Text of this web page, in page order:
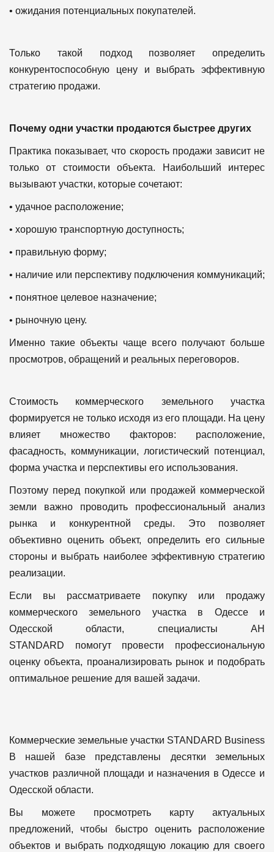
• ожидания потенциальных покупателей.
Только такой подход позволяет определить
конкурентоспособную цену и выбрать эффективную
стратегию продажи.
Почему одни участки продаются быстрее других
Практика показывает, что скорость продажи зависит не
только от стоимости объекта.
Наибольший интерес
вызывают участки, которые сочетают:
• удачное расположение;
• хорошую транспортную доступность;
• правильную форму;
• наличие или перспективу подключения коммуникаций;
• понятное целевое назначение;
• рыночную цену.
Именно такие объекты чаще всего получают больше
просмотров, обращений и реальных переговоров.
Стоимость коммерческого земельного участка
формируется не только исходя из его площади. На цену
влияет множество факторов: расположение,
фасадность, коммуникации, логистический потенциал,
форма участка и перспективы его использования.
Поэтому перед покупкой или продажей коммерческой
земли важно проводить профессиональный анализ
рынка и конкурентной среды. Это позволяет
объективно оценить объект, определить его сильные
стороны и выбрать наиболее эффективную стратегию
реализации.
Если вы рассматриваете покупку или продажу
коммерческого земельного участка в Одессе и
Одесской области, специалисты АН
STANDARD помогут провести профессиональную
оценку объекта, проанализировать рынок и подобрать
оптимальное решение для вашей задачи.
Коммерческие земельные участки STANDARD Business
В нашей базе представлены десятки земельных
участков различной площади и назначения в Одессе и
Одесской области.
Вы можете просмотреть карту актуальных
предложений, чтобы быстро оценить расположение
объектов и выбрать подходящую локацию для своего